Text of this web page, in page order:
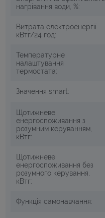
нагрівання води, %:
Витрата електроенергії
кВтг/24 год:
Температурне
налаштування
термостата:
Значення smart:
Щотижневе
енергоспоживання з
розумним керуванням,
кВтг:
Щотижневе
енергоспоживання без
розумного керування,
кВтг:
Функція самонавчання: